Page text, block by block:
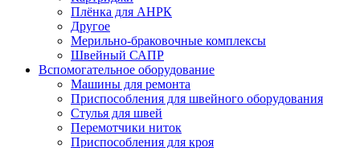
Плёнка для АНРК
Другое
Мерильно-браковочные комплексы
Швейный САПР
Вспомогательное оборудование
Машины для ремонта
Приспособления для швейного оборудования
Стулья для швей
Перемотчики ниток
Приспособления для кроя